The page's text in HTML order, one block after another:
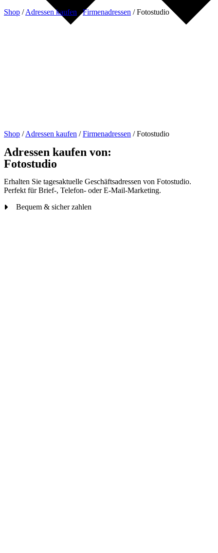
Shop /Adressen kaufen /Firmenadressen /Fotostudio
Shop /Adressen kaufen /Firmenadressen /Fotostudio
Adressen kaufen von:
Fotostudio
Erhalten Sie tagesaktuelle Geschäftsadressen von Fotostudio.
Perfekt für Brief-, Telefon- oder E-Mail-Marketing.
Bequem & sicher zahlen